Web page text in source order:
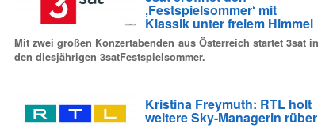
‚Festspielsommer‘ mit
Klassik unter freiem Himmel
Mit zwei großen Konzertabenden aus Österreich startet 3sat in
den diesjährigen 3satFestspielsommer.
Kristina Freymuth: RTL holt
weitere Sky-Managerin rüber